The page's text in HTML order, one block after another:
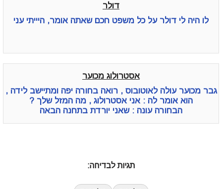
דולר
לו היה לי דולר על כל משפט חכם שאתה אומר, היייתי עני
אסטרולוג מכוער
גבר מכוער עולה לאוטובוס , רואה בחורה יפה ומתיישב לידה ,
הוא אומר לה : אני אסטרולוג , מה המזל שלך ?
הבחורה עונה : שאני יורדת בתחנה הבאה
תגיות לבדיחה: